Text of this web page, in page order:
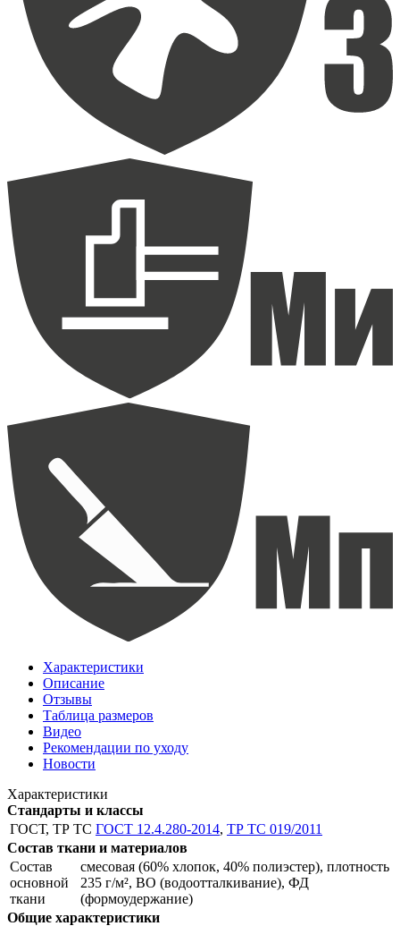
Характеристики
Описание
Отзывы
Таблица размеров
Видео
Рекомендации по уходу
Новости
Характеристики
Стандарты и классы
ГОСТ, ТР ТС ГОСТ 12.4.280-2014, ТР ТС 019/2011
Состав ткани и материалов
Состав
основной
ткани
смесовая (60% хлопок, 40% полиэстер), плотность
235 г/м², ВО (водоотталкивание), ФД
(формоудержание)
Общие характеристики